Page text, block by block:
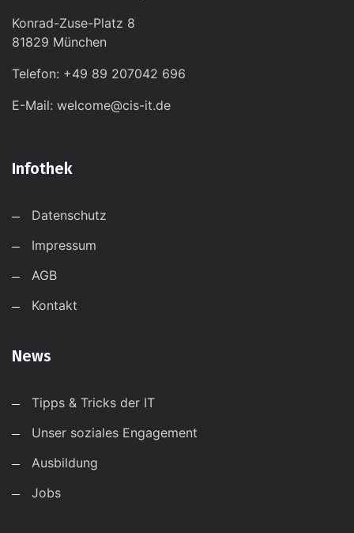
Konrad-Zuse-Platz 8
81829 München
Telefon: +49 89 207042 696
E-Mail: welcome@cis-it.de
Infothek
Datenschutz
Impressum
AGB
Kontakt
News
Tipps & Tricks der IT
Unser soziales Engagement
Ausbildung
Jobs